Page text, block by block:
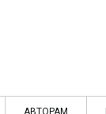
АВТОРАМ